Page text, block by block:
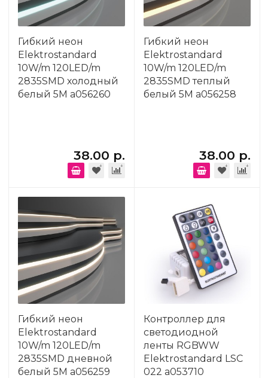
Гибкий неон
Elektrostandard
10W/m 120LED/m
2835SMD холодный
белый 5M a056260
38.00 р.
Гибкий неон
Elektrostandard
10W/m 120LED/m
2835SMD теплый
белый 5M a056258
38.00 р.
Гибкий неон
Elektrostandard
10W/m 120LED/m
2835SMD дневной
белый 5M a056259
Контроллер для
светодиодной
ленты RGBWW
Elektrostandard LSC
022 a053710